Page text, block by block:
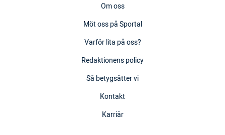
Om oss
Möt oss på Sportal
Varför lita på oss?
Redaktionens policy
Så betygsätter vi
Kontakt
Karriär